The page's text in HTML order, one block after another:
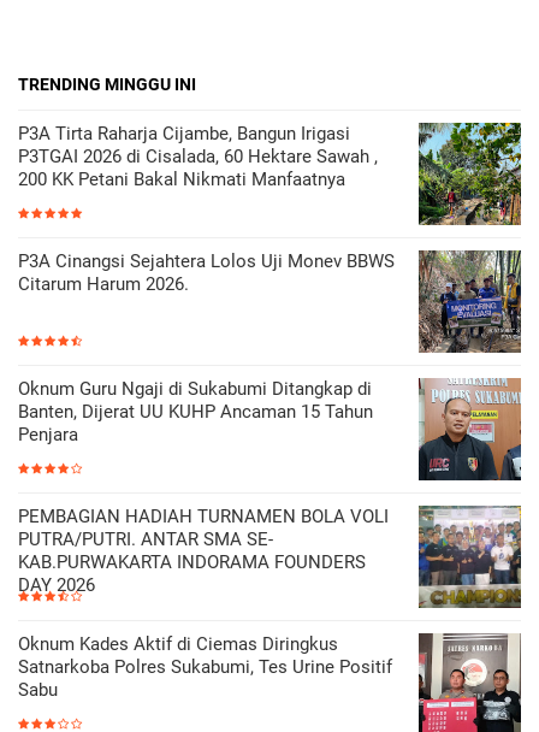
TRENDING MINGGU INI
P3A Tirta Raharja Cijambe, Bangun Irigasi
P3TGAI 2026 di Cisalada, 60 Hektare Sawah ,
200 KK Petani Bakal Nikmati Manfaatnya
P3A Cinangsi Sejahtera Lolos Uji Monev BBWS
Citarum Harum 2026.
Oknum Guru Ngaji di Sukabumi Ditangkap di
Banten, Dijerat UU KUHP Ancaman 15 Tahun
Penjara
PEMBAGIAN HADIAH TURNAMEN BOLA VOLI
PUTRA/PUTRI. ANTAR SMA SE-
KAB.PURWAKARTA INDORAMA FOUNDERS
DAY 2026
Oknum Kades Aktif di Ciemas Diringkus
Satnarkoba Polres Sukabumi, Tes Urine Positif
Sabu